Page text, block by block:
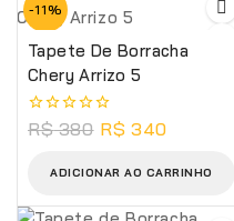
-11%
Tapete De Borracha
Chery Arrizo 5
0
R$380 R$ 340
ADICIONAR AO CARRINHO